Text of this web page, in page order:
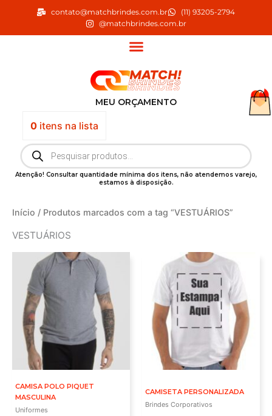
o
contato@matchbrindes.com.br
(11) 93205-2794
@matchbrindes.com.br
MEU ORÇAMENTO
0itens na lista
Pesquisar
produtos
Atenção! Consultar quantidade mínima dos itens, não atendemos varejo,
estamos à disposição.
Início / Produtos marcados com a tag “VESTUÁRIOS”
VESTUÁRIOS
CAMISA POLO PIQUET
MASCULINA
Uniformes
CAMISETA PERSONALIZADA
Brindes Corporativos